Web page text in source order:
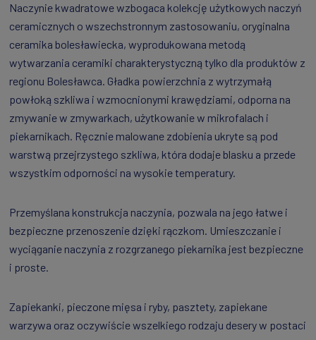
Naczynie kwadratowe wzbogaca kolekcję użytkowych naczyń
ceramicznych o wszechstronnym zastosowaniu, oryginalna
ceramika bolesławiecka, wyprodukowana metodą
wytwarzania ceramiki charakterystyczną tylko dla produktów z
regionu Bolesławca. Gładka powierzchnia z wytrzymałą
powłoką szkliwa i wzmocnionymi krawędziami, odporna na
zmywanie w zmywarkach, użytkowanie w mikrofalach i
piekarnikach. Ręcznie malowane zdobienia ukryte są pod
warstwą przejrzystego szkliwa, która dodaje blasku a przede
wszystkim odporności na wysokie temperatury.
Przemyślana konstrukcja naczynia, pozwala na jego łatwe i
bezpieczne przenoszenie dzięki rączkom. Umieszczanie i
wyciąganie naczynia z rozgrzanego piekarnika jest bezpieczne
i proste.
Zapiekanki, pieczone mięsa i ryby, pasztety, zapiekane
warzywa oraz oczywiście wszelkiego rodzaju desery w postaci